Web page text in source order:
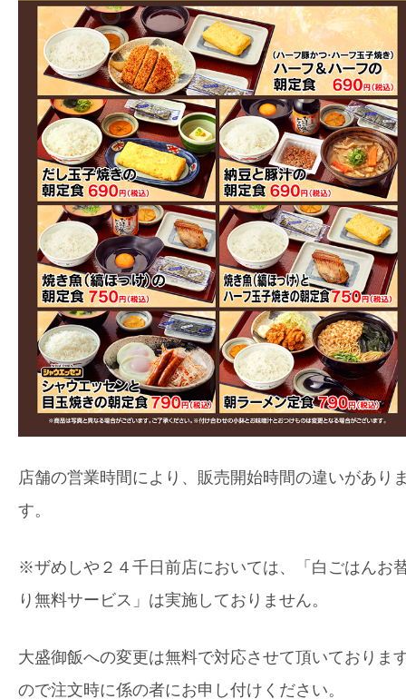
店舗の営業時間により、販売開始時間の違いがあり
す。
※ザめしや２４千日前店においては、「白ごはんお
り無料サービス」は実施しておりません。
大盛御飯への変更は無料で対応させて頂いておりま
ので注文時に係の者にお申し付けください。